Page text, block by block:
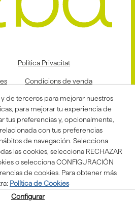
Politica Privacitat
Condicions de venda
d'accessibilitat
de denuncias
i subvencionada pel
i Treball i finançada pel Fons
de la resposta de la Unió
de COVID-19.
de terceros para mejorar nuestros
para mejorar tu experiencia de
tus preferencias y, opcionalmente,
con tus preferencias
de navegación. Selecciona
las cookies, selecciona RECHAZAR
o selecciona CONFIGURACIÓN
de cookies. Para obtener más
Política de Cookies
Configurar